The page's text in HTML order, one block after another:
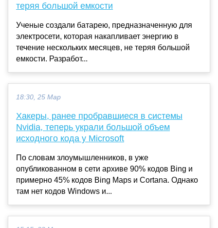
теряя большой емкости
Ученые создали батарею, предназначенную для
электросети, которая накапливает энергию в
течение нескольких месяцев, не теряя большой
емкости. Разработ...
18:30, 25 Мар
Хакеры, ранее пробравшиеся в системы
Nvidia, теперь украли большой объем
исходного кода у Microsoft
По словам злоумышленников, в уже
опубликованном в сети архиве 90% кодов Bing и
примерно 45% кодов Bing Maps и Cortana. Однако
там нет кодов Windows и...